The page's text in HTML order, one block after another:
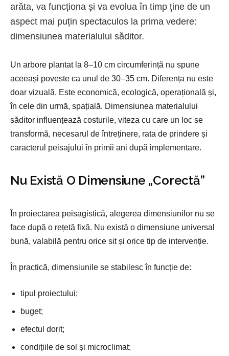
arăta, va funcționa și va evolua în timp ține de un
aspect mai puțin spectaculos la prima vedere:
dimensiunea materialului săditor.
Un arbore plantat la 8–10 cm circumferință nu spune
aceeași poveste ca unul de 30–35 cm. Diferența nu este
doar vizuală. Este economică, ecologică, operațională și,
în cele din urmă, spațială. Dimensiunea materialului
săditor influențează costurile, viteza cu care un loc se
transformă, necesarul de întreținere, rata de prindere și
caracterul peisajului în primii ani după implementare.
Nu Există O Dimensiune „corectă”
În proiectarea peisagistică, alegerea dimensiunilor nu se
face după o rețetă fixă. Nu există o dimensiune universal
bună, valabilă pentru orice sit și orice tip de intervenție.
În practică, dimensiunile se stabilesc în funcție de:
tipul proiectului;
buget;
efectul dorit;
condițiile de sol și microclimat;